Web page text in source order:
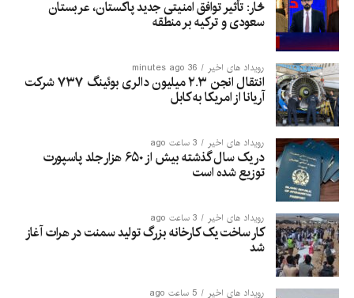
څار: تأثیر توافق امنیتی جدید پاکستان، عربستان
سعودی و ترکیه بر منطقه
رویداد های اخیر 36 minutes ago
انتقال انجن ۲.۳ میلیون دالری بوئینگ ۷۳۷ شرکت
آریانا از امریکا به کابل
رویداد های اخیر 3 ساعت ago
در یک سال گذشته بیش از ۶۵۰ هزار جلد پاسپورت
توزیع شده است
رویداد های اخیر 3 ساعت ago
کار ساخت یک کارخانه بزرگ تولید سمنت در هرات آغاز
شد
رویداد های اخیر 5 ساعت ago